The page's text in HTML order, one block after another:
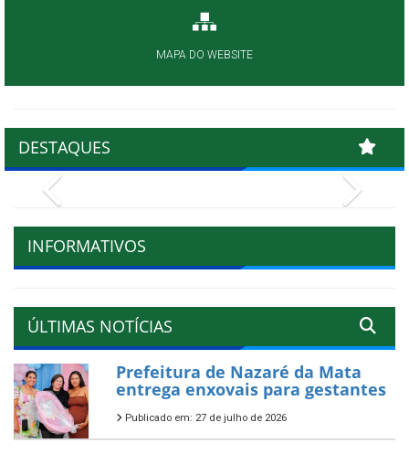
MAPA DO WEBSITE
DESTAQUES
INFORMATIVOS
ÚLTIMAS NOTÍCIAS
Prefeitura de Nazaré da Mata
entrega enxovais para gestantes
Publicado em: 27 de julho de 2026